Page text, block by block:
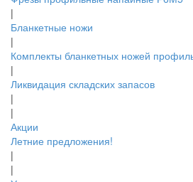
|
Бланкетные ножи
|
Комплекты бланкетных ножей
|
Ликвидация складских запасов
|
|
Акции
Летние предложения!
|
|